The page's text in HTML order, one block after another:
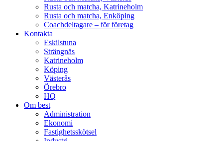
Rusta och matcha, Katrineholm
Rusta och matcha, Enköping
Coachdeltagare – för företag
Kontakta
Eskilstuna
Strängnäs
Katrineholm
Köping
Västerås
Örebro
HQ
Om best
Administration
Ekonomi
Fastighetsskötsel